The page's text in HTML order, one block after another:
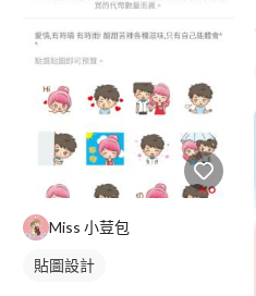
Miss 小荳包
貼圖設計